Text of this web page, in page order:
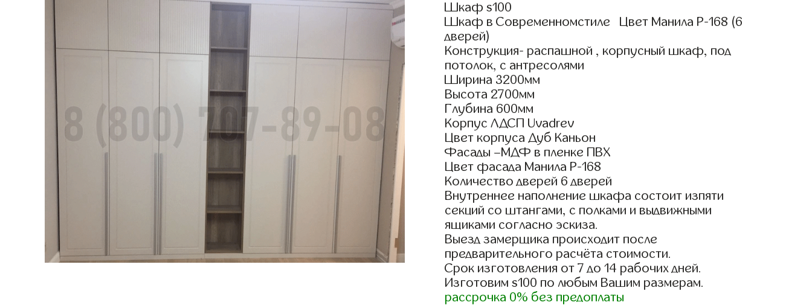
Шкаф s100
Шкаф в Современномстиле Цвет Манила Р-168 (6
дверей)
Конструкция- распашной , корпусный шкаф, под
потолок, с антресолями
Ширина 3200мм
Высота 2700мм
Глубина 600мм
Корпус ЛДСП Uvadrev
Цвет корпуса Дуб Каньон
Фасады –МДФ в пленке ПВХ
Цвет фасада Манила Р-168
Количество дверей 6 дверей
Внутреннее наполнение шкафа состоит изпяти
секций со штангами, с полками и выдвижными
ящиками согласно эскиза.
Выезд замерщика происходит после
предварительного расчёта стоимости.
Срок изготовления от 7 до 14 рабочих дней.
Изготовим s100 по любым Вашим размерам.
рассрочка 0% без предоплаты